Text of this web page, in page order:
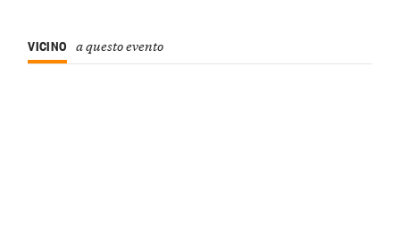
VICINO a questo evento